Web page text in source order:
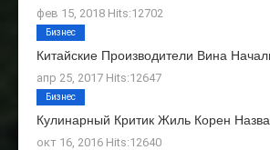
фев 15, 2018 Hits:12702
Китайские Производители Вина
апр 25, 2017 Hits:12647
Бизнес
Кулинарный Критик Жиль Корен
окт 16, 2016 Hits:12640
Бизнес